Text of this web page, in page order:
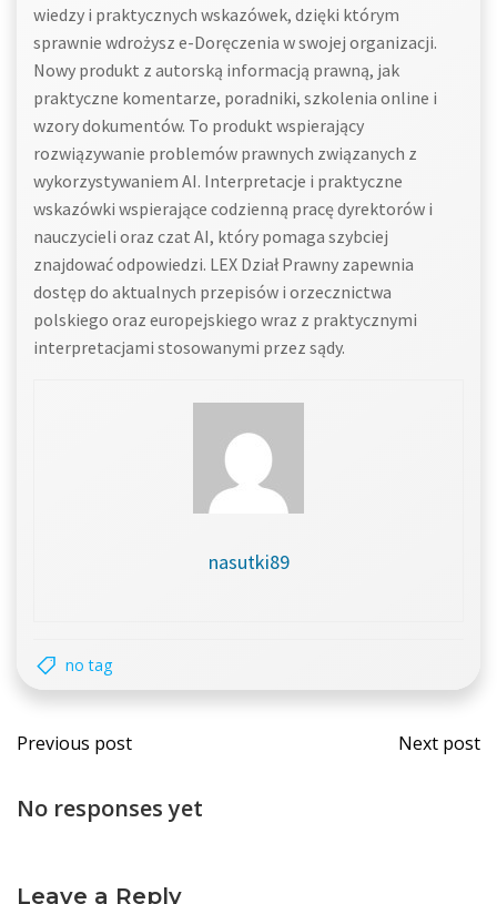
wiedzy i praktycznych wskazówek, dzięki którym
sprawnie wdrożysz e-Doręczenia w swojej organizacji.
Nowy produkt z autorską informacją prawną, jak
praktyczne komentarze, poradniki, szkolenia online i
wzory dokumentów. To produkt wspierający
rozwiązywanie problemów prawnych związanych z
wykorzystywaniem AI. Interpretacje i praktyczne
wskazówki wspierające codzienną pracę dyrektorów i
nauczycieli oraz czat AI, który pomaga szybciej
znajdować odpowiedzi. LEX Dział Prawny zapewnia
dostęp do aktualnych przepisów i orzecznictwa
polskiego oraz europejskiego wraz z praktycznymi
interpretacjami stosowanymi przez sądy.
nasutki89
no tag
Post
navigation
Previous post
Post
Next post
No responses yet
Leave a Reply